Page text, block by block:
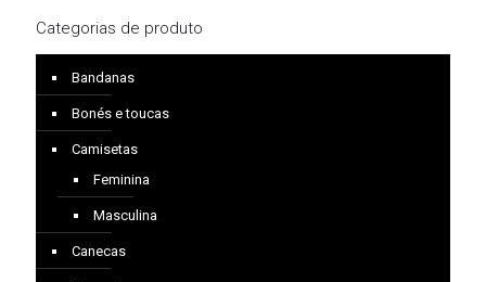
Categorias de produto
Bandanas
Bonés e toucas
Camisetas
Feminina
Masculina
Canecas